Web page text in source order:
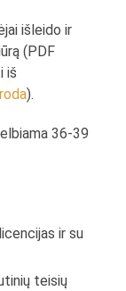
išleido ir
(PDF
iš
).
36-39
ir su
teisių